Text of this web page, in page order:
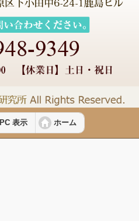
PC 表示 ホーム